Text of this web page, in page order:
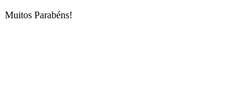
Muitos Parabéns!